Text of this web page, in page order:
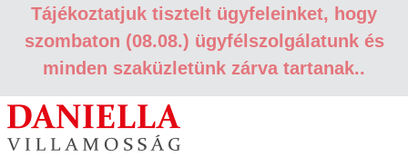
Tájékoztatjuk tisztelt ügyfeleinket, hogy
szombaton (08.08.) ügyfélszolgálatunk és
minden szaküzletünk zárva tartanak..